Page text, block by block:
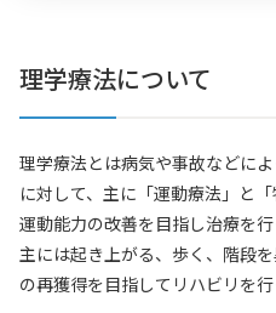
理学療法について
理学療法とは病気や事故などに
に対して、主に「運動療法」と
運動能力の改善を目指し治療を行
主には起き上がる、歩く、階段
の再獲得を目指してリハビリを行